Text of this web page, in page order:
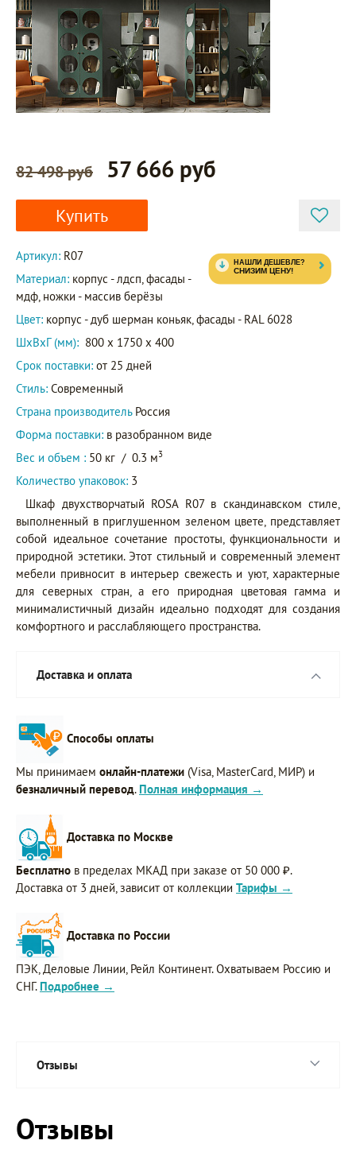
82 498 руб 57 666 руб
Купить
Артикул: R07
Материал: корпус - лдсп, фасады -
мдф, ножки - массив берёзы
Цвет: корпус - дуб шерман коньяк, фасады - RAL 6028
ШxВxГ (мм): 800 x 1750 x 400
Срок поставки: от 25 дней
Стиль: Современный
Страна производитель Россия
Форма поставки: в разобранном виде
Вес и объем : 50 кг / 0.3 м3
Количество упаковок: 3
Шкаф двухстворчатый ROSA R07 в скандинавском стиле,
выполненный в приглушенном зеленом цвете, представляет
собой идеальное сочетание простоты, функциональности и
природной эстетики. Этот стильный и современный элемент
мебели привносит в интерьер свежесть и уют, характерные
для северных стран, а его природная цветовая гамма и
минималистичный дизайн идеально подходят для создания
комфортного и расслабляющего пространства.
Доставка и оплата
Способы оплаты
Мы принимаем онлайн-платежи (Visa, MasterCard, МИР) и
безналичный перевод. Полная информация →
Доставка по Москве
Бесплатно в пределах МКАД при заказе от 50 000 ₽.
Доставка от 3 дней, зависит от коллекции Тарифы →
Доставка по России
ПЭК, Деловые Линии, Рейл Континент. Охватываем Россию и
СНГ. Подробнее →
Отзывы
Отзывы